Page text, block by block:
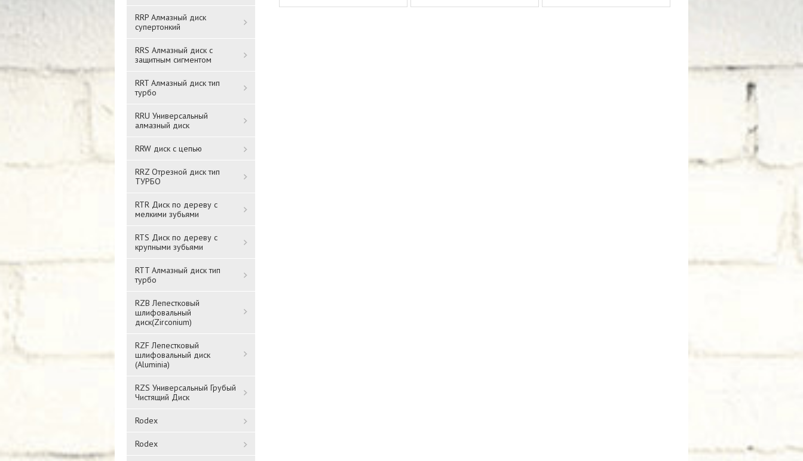
RRP Алмазный диск
супертонкий
RRS Алмазный диск с
защитным сигментом
RRT Алмазный диск тип
турбо
RRU Универсальный
алмазный диск
RRW диск с цепью
RRZ Отрезной диск тип
ТУРБО
RTR Диск по дереву с
мелкими зубьями
RTS Диск по дереву с
крупными зубьями
RTT Алмазный диск тип
турбо
RZB Лепестковый
шлифовальный
диск(Zirconium)
RZF Лепестковый
шлифовальный диск
(Aluminia)
RZS Универсальный Грубый
Чистящий Диск
Rodex
Rodex